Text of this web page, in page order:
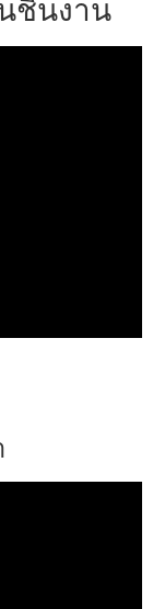
ชิ้นงาน